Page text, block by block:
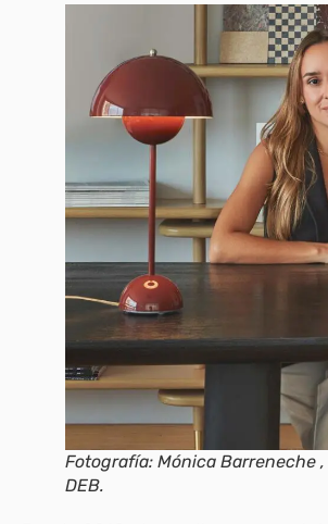
Fotografía: Mónica Barreneche
DEB.